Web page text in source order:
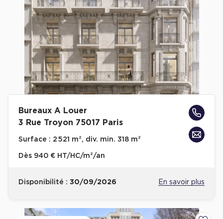
Bureaux A Louer
3 Rue Troyon 75017 Paris
Surface : 2 521 m², div. min. 318 m²
Dès 940 € HT/HC/m²/an
Disponibilité : 30/09/2026 En savoir plus